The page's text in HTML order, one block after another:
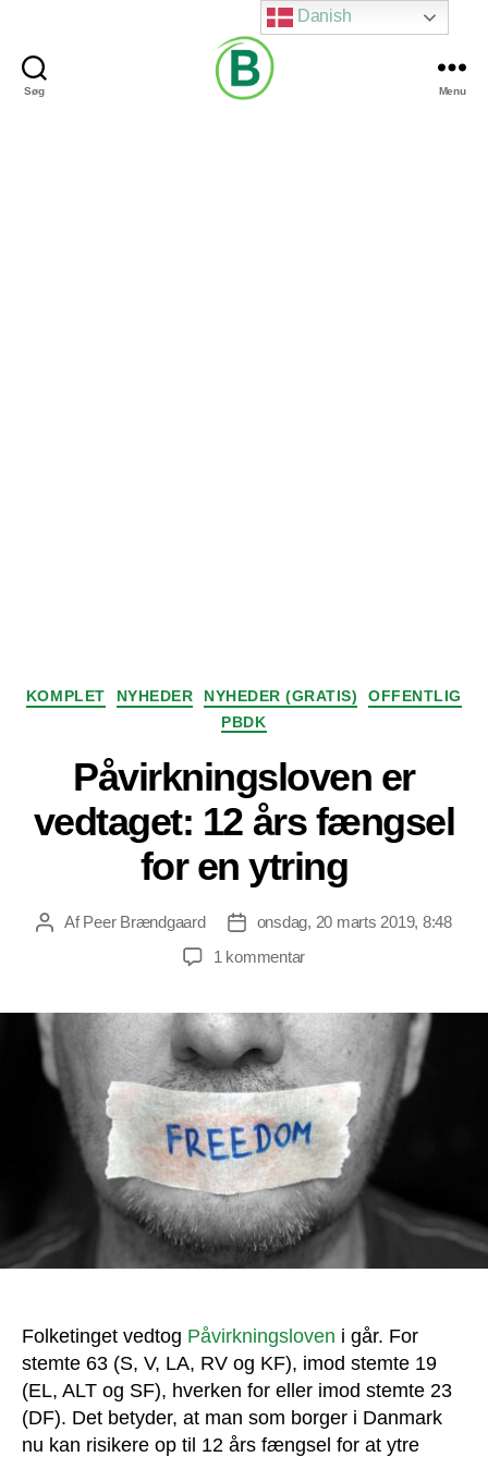
Søg Menu
Kategorier
KOMPLET NYHEDER NYHEDER (GRATIS)
OFFENTLIG
PBDK
Påvirkningsloven er
vedtaget: 12 års fængsel
for en ytring
Indlægsforfatter
AfPeer Brændgaard Indlægsdato
onsdag, 20 marts 2019, 8:48
1 kommentartil
vedtaget:
12
fængsel
for
en
ytring
Folketinget vedtog Påvirkningsloven i går. For
stemte 63 (S, V, LA, RV og KF), imod stemte 19
(EL, ALT og SF), hverken for eller imod stemte 23
(DF). Det betyder, at man som borger i Danmark
nu kan risikere op til 12 års fængsel for at ytre
Danish